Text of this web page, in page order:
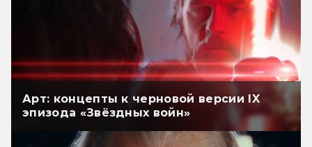
Арт: концепты к черновой версии IX
эпизода «Звёздных войн»